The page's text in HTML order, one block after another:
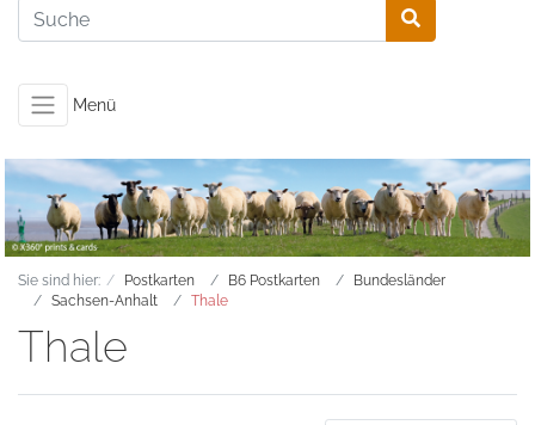
Menü
Sie sind hier: Postkarten B6 Postkarten
Bundesländer
Sachsen-Anhalt
Thale
Thale